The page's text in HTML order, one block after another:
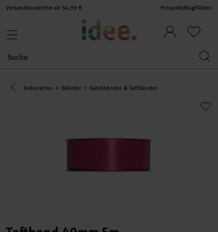
Versandkostenfrei ab 34,99 € ProspektBlogFilialen
Eine Kategorie zurück navigieren
Dekoration Bänder Satinbänder & Taftbänder